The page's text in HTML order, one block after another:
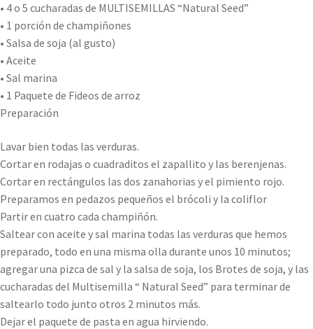
• 4 o 5 cucharadas de MULTISEMILLAS “Natural Seed”
• 1 porción de champiñones
• Salsa de soja (al gusto)
• Aceite
• Sal marina
• 1 Paquete de Fideos de arroz
Preparación
Lavar bien todas las verduras.
Cortar en rodajas o cuadraditos el zapallito y las berenjenas.
Cortar en rectángulos las dos zanahorias y el pimiento rojo.
Preparamos en pedazos pequeños el brócoli y la coliflor
Partir en cuatro cada champiñón.
Saltear con aceite y sal marina todas las verduras que hemos
preparado, todo en una misma olla durante unos 10 minutos;
agregar una pizca de sal y la salsa de soja, los Brotes de soja, y las
cucharadas del Multisemilla “ Natural Seed” para terminar de
saltearlo todo junto otros 2 minutos más.
Dejar el paquete de pasta en agua hirviendo.